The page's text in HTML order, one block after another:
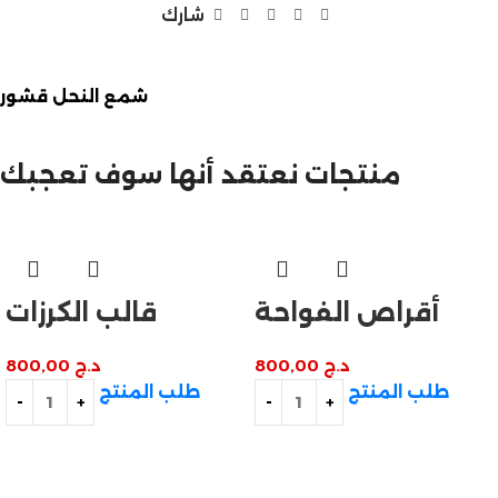
شارك
مازالت مستمرة
شمع النحل قشور
منتجات نعتقد أنها سوف تعجبك
قالب الكرزات
د.ج
طلب المنتج
أقراص الفواحة
د.ج
طلب المنتج